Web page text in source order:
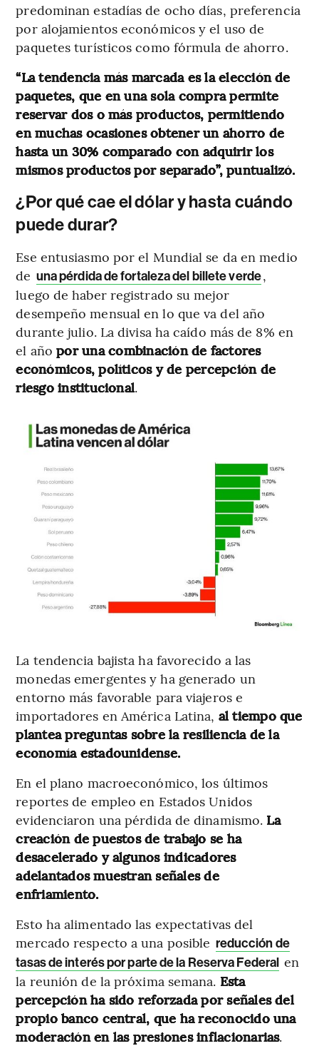
predominan estadías de ocho días, preferencia
por alojamientos económicos y el uso de
paquetes turísticos como fórmula de ahorro.
“La tendencia más marcada es la elección de
paquetes, que en una sola compra permite
reservar dos o más productos, permitiendo
en muchas ocasiones obtener un ahorro de
hasta un 30% comparado con adquirir los
mismos productos por separado”, puntualizó.
¿Por qué cae el dólar y hasta cuándo
puede durar?
Ese entusiasmo por el Mundial se da en medio
de una pérdida de fortaleza del billete verde,
luego de haber registrado su mejor
desempeño mensual en lo que va del año
durante julio. La divisa ha caído más de 8% en
el año por una combinación de factores
económicos, políticos y de percepción de
riesgo institucional.
La tendencia bajista ha favorecido a las
monedas emergentes y ha generado un
entorno más favorable para viajeros e
importadores en América Latina, al tiempo que
plantea preguntas sobre la resiliencia de la
economía estadounidense.
En el plano macroeconómico, los últimos
reportes de empleo en Estados Unidos
evidenciaron una pérdida de dinamismo. La
creación de puestos de trabajo se ha
desacelerado y algunos indicadores
adelantados muestran señales de
enfriamiento.
Esto ha alimentado las expectativas del
mercado respecto a una posible reducción de
tasas de interés por parte de la Reserva Federal en
la reunión de la próxima semana. Esta
percepción ha sido reforzada por señales del
propio banco central, que ha reconocido una
moderación en las presiones inflacionarias.